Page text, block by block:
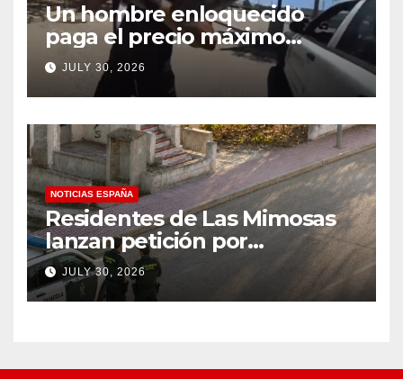
Un hombre enloquecido
paga el precio máximo
después de llevar un cuchillo
a un tiroteo con agentes del
condado de Los Ángeles
(VIDEO) * The Gateway
Pundit * por Cullen
Linebarger
JULY 30, 2026
NOTICIAS ESPAÑA
Residentes de Las Mimosas
lanzan petición por
disminución ‘inaceptable’ de
servicios básicos – The
Leader
JULY 30, 2026